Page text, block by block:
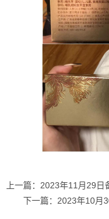
上一篇： 2023年11月29日
下一篇： 2023年10月